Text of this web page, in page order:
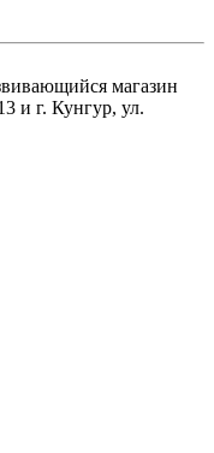
магазин
и г. Кунгур, ул.